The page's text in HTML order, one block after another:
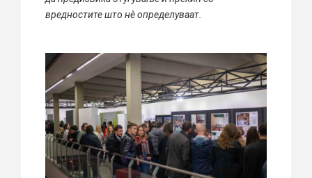
вредностите што нè определуваат.